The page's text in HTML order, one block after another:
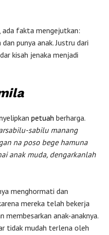
ada fakta mengejutkan:
punya anak. Justru dari
kisah jenaka menjadi
petuah berharga.
sabilu manang
na poso bege hamuna
anak muda, dengarkanlah
menghormati dan
mereka telah bekerja
membesarkan anak-anaknya.
tidak mudah terlena oleh